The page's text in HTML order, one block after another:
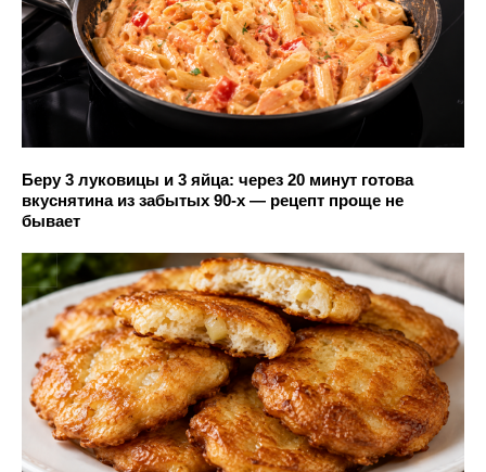
Беру 3 луковицы и 3 яйца: через 20 минут готова
вкуснятина из забытых 90-х — рецепт проще не
бывает